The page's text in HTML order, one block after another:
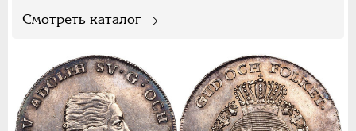
Смотреть каталог